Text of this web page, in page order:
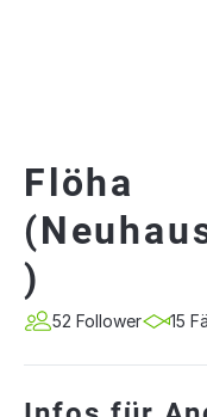
Flöha
)
52 Follower 15